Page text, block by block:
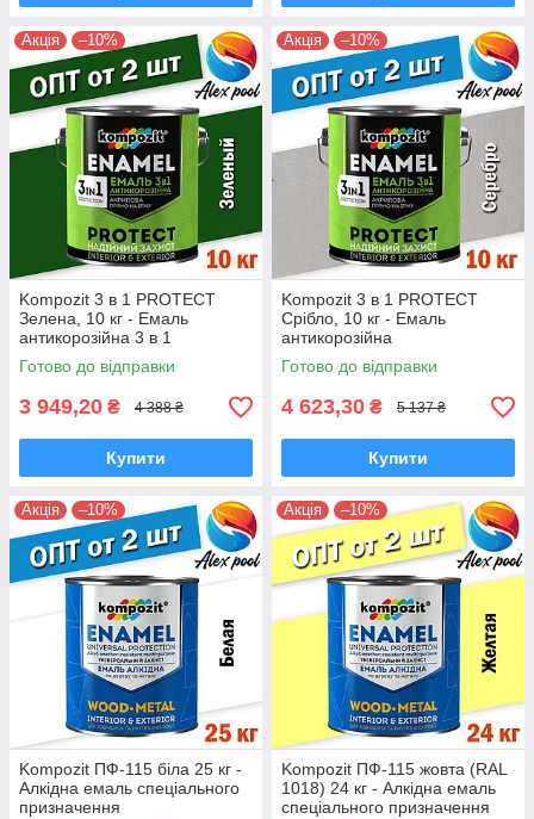
Акція –10%
Kompozit 3 в 1 PROTECT
Зелена, 10 кг - Емаль
антикорозійна 3 в 1
універсальна
Готово до відправки
3 949,20 ₴ 4 388 ₴
Купити
Акція –10%
Kompozit 3 в 1 PROTECT
Срібло, 10 кг - Емаль
антикорозійна
Готово до відправки
4 623,30 ₴ 5 137 ₴
Купити
Акція –10%
Kompozit ПФ-115 біла 25 кг -
Алкідна емаль спеціального
призначення
Акція –10%
Kompozit ПФ-115 жовта (RAL
1018) 24 кг - Алкідна емаль
спеціального призначення